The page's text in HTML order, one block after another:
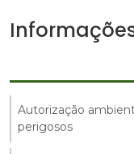
Autorização
perigosos